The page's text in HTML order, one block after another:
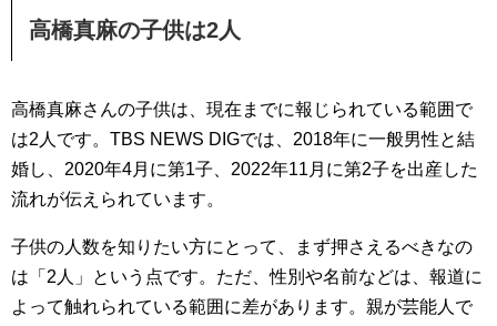
高橋真麻の子供は2人
高橋真麻さんの子供は、現在までに報じられている範囲で
は2人です。TBS NEWS DIGでは、2018年に一般男性と結
婚し、2020年4月に第1子、2022年11月に第2子を出産した
流れが伝えられています。
子供の人数を知りたい方にとって、まず押さえるべきなの
は「2人」という点です。ただ、性別や名前などは、報道に
よって触れられている範囲に差があります。親が芸能人で